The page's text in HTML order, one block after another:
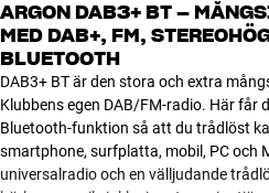
ARGON DAB3+ BT –
MED DAB+, FM,
BLUETOOTH
DAB3+ BT är den stora och extra
Klubbens egen DAB/FM-radio. Här får
Bluetooth-funktion så att du trådlöst
smartphone, surfplatta, mobil, PC och
universalradio och en välljudande